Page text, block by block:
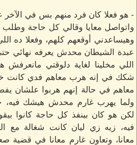
- هو فعلا كان فرد منهم بس في
واتواصل معايا وقالي كل حاجة
وهيساعدني أوقعهم كلهم، وفعلا ده
عبدة الشيطان محدش يعرفه نهائي
اللي مخلينا لغاية دلوقتي
شكك في إنه هرب معاهم فدي كانت
معاهم في حالة إنهم هربوا علشان
ولما يهرب غارم محدش هيشك فيه،
لكن هو كان بينفذ كل حاجة كانوا
فيه، زيه زي ليان كانت شغالة مع
معانا، وتعاون غارم معانا في قضية